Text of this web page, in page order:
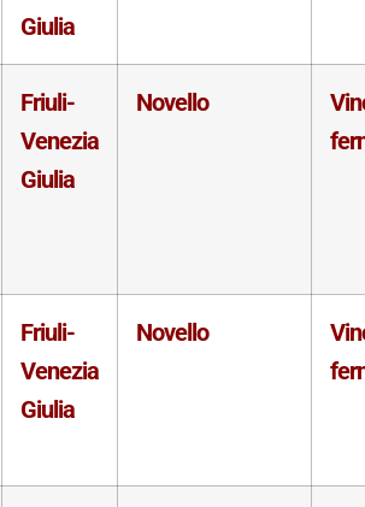
Giulia
Friuli-
Venezia
Giulia
Novello
Friuli-
Venezia
Giulia
Novello